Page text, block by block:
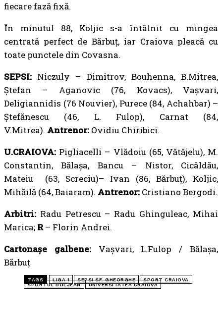
fiecare fază fixă.
În minutul 88, Koljic s-a întâlnit cu mingea
centrată perfect de Bărbuţ, iar Craiova pleacă cu
toate punctele din Covasna.
SEPSI: Niczuly – Dimitrov, Bouhenna, B.Mitrea,
Ștefan – Aganovic (76, Kovacs), Vașvari,
Deligiannidis (76 Nouvier), Purece (84, Achahbar) –
Ștefănescu (46, L. Fulop), Carnat (84,
V.Mitrea). Antrenor: Ovidiu Chiribici.
U.CRAIOVA: Pigliacelli – Vlădoiu (65, Vătăjelu), M.
Constantin, Bălașa, Bancu – Nistor, Cicâldău,
Mateiu (63, Screciu)– Ivan (86, Bărbuț), Koljic,
Mihăilă (64, Baiaram). Antrenor: Cristiano Bergodi.
Arbitri: Radu Petrescu – Radu Ghinguleac, Mihai
Marica; R– Florin Andrei.
Cartonașe galbene:Vașvari, L.Fulop / Bălașa,
Bărbuț
TAGS LIGA 1 SEPSI SF. GHEORGHE
SPORT CRAIOVA
SPORTUL DOLJEAN
UNIVERSITATEA CRAIOVA